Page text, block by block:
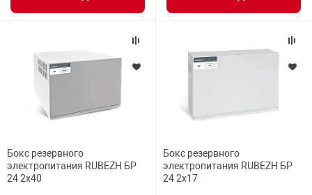
техника
автомобили
техника
Бокс резервного
электропитания RUBEZH БР
24 2х40
Бокс резервного
электропитания RUBEZH БР
24 2х17